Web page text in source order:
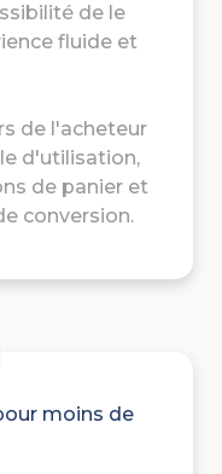
de le
fluide et
de l'acheteur
d'utilisation,
de panier et
conversion.
moins de